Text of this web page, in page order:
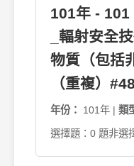
101年 - 101
_輻射安全
物質（包括
（重複）
年份： 101年 | 類
選擇題：0 題非選